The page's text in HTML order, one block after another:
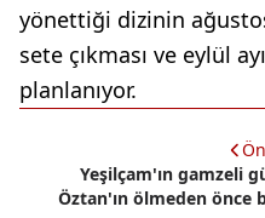
yönettiği dizinin
sete çıkması ve eylül
planlanıyor.
Yeşilçam'ın gamzeli
Öztan'ın ölmeden önce